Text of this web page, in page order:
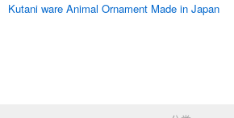
Kutani ware Animal Ornament Made in Japan